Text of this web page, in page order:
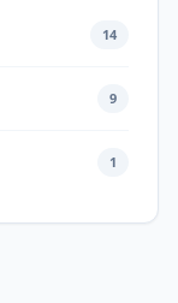
14
9
1